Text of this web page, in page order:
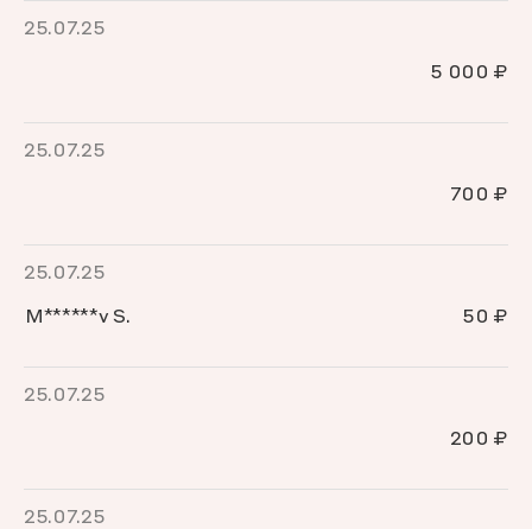
25.07.25
5 000 ₽
25.07.25
700 ₽
25.07.25
M******v S. 50 ₽
25.07.25
200 ₽
25.07.25